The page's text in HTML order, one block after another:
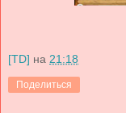
[TD] на 21:18
Поделиться